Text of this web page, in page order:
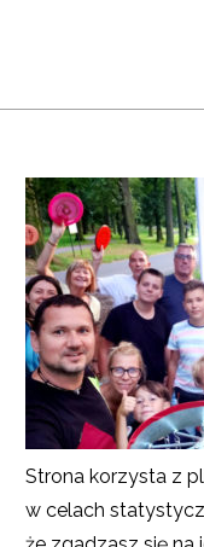
Strona korzysta z
w celach